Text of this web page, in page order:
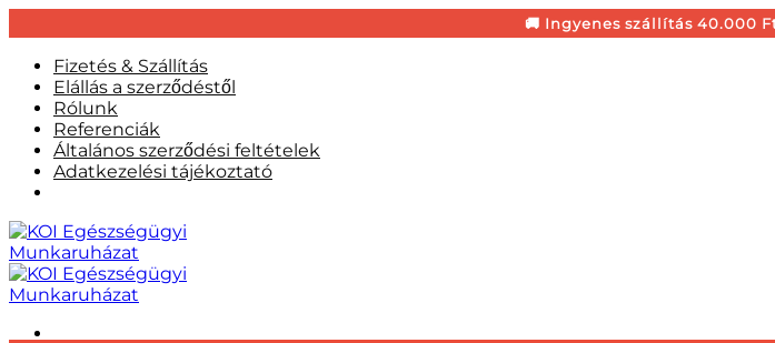
content
Fizetés & Szállítás
Elállás a szerződéstől
Rólunk
Referenciák
Általános szerződési feltételek
Adatkezelési tájékoztató